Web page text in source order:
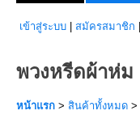
เข้าสู่ระบบ สมัครสมาชิก
พวงหรีดผ้าห่ม
หน้าแรก > สินค้าทั้งหมด >